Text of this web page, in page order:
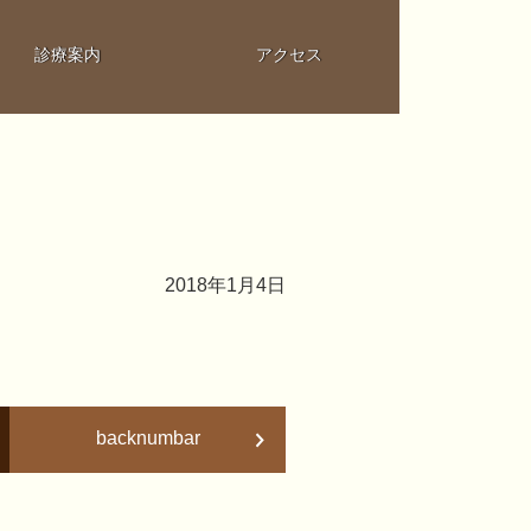
診療案内 アクセス
2018年1月4日
backnumbar